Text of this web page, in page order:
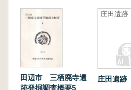
田辺市 三栖廃寺遺
跡発掘調査概要5
庄田遺跡
庄田遺跡